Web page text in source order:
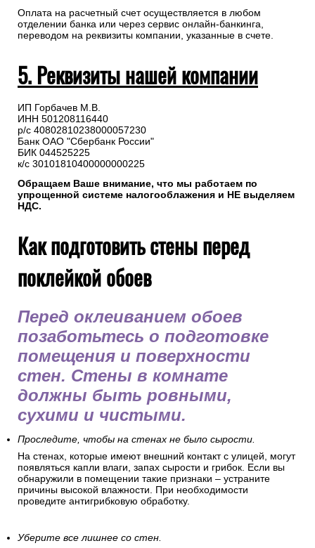
Оплата на расчетный счет осуществляется в любом
отделении банка или через сервис онлайн-банкинга,
переводом на реквизиты компании, указанные в счете.
5. Реквизиты нашей компании
ИП Горбачев М.В.
ИНН 501208116440
р/с 40802810238000057230
Банк ОАО "Сбербанк России"
БИК 044525225
к/с 30101810400000000225
Обращаем Ваше внимание, что мы работаем по
упрощенной системе налогооблажения и НЕ выделяем
НДС.
Как подготовить стены перед
поклейкой обоев
Перед оклеиванием обоев
позаботьтесь о подготовке
помещения и поверхности
стен. Стены в комнате
должны быть ровными,
сухими и чистыми.
Проследите, чтобы на стенах не было сырости.
На стенах, которые имеют внешний контакт с улицей, могут
появляться капли влаги, запах сырости и грибок. Если вы
обнаружили в помещении такие признаки – устраните
причины высокой влажности. При необходимости
проведите антигрибковую обработку.
Уберите все лишнее со стен.